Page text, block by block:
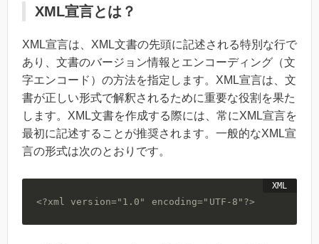
XML宣言とは？
XML宣言は、XML文書の先頭に記述される特別な行で
あり、文書のバージョン情報とエンコーディング（文
字エンコード）の方法を指定します。XML宣言は、文
書が正しい形式で解釈されるために重要な役割を果た
します。XML文書を作成する際には、常にXML宣言を
最初に記述することが推奨されます。一般的なXML宣
言の形式は次のとおりです。
<?xml version="1.0" encoding="UTF-8"?>